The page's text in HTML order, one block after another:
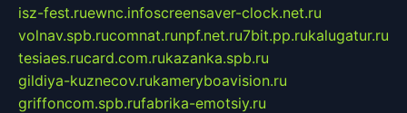
isz-fest.ruewnc.infoscreensaver-clock.net.ru
volnav.spb.rucomnat.runpf.net.ru7bit.pp.rukalugatur.ru
tesiaes.rucard.com.rukazanka.spb.ru
gildiya-kuznecov.rukameryboavision.ru
griffoncom.spb.rufabrika-emotsiy.ru